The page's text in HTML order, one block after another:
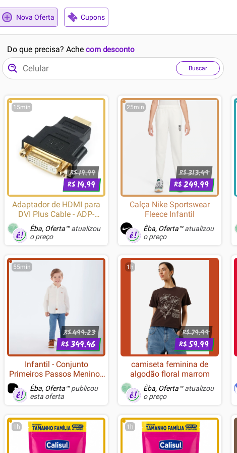
Nova Oferta Cupons
Do que precisa? Ache com desconto
Buscar
15min
R$19.99
R$14.99
Adaptador de HDMI para
DVI Plus Cable - ADP-
HDMIDVI10BK
Êba, Oferta™atualizou
o preço
25min
R$313.49
R$249.99
Calça Nike Sportswear
Fleece Infantil
Êba, Oferta™atualizou
o preço
55min
R$499.23
R$349.46
Infantil - Conjunto
Primeiros Passos Menino -
Bege - 52787-1271
Êba, Oferta™publicou
esta oferta
1h
R$79.99
R$59.99
camiseta feminina de
algodão floral marrom
Êba, Oferta™atualizou
o preço
1h 1h